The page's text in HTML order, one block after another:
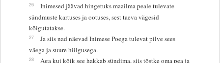
26
Inimesed jäävad hingetuks maailma peale tulevate
sündmuste kartuses ja ootuses, sest taeva vägesid
kõigutatakse.
27
Ja siis nad näevad Inimese Poega tulevat pilve sees
väega ja suure hiilgusega.
28
Aga kui kõik see hakkab sündima, siis tõstke oma pea ja